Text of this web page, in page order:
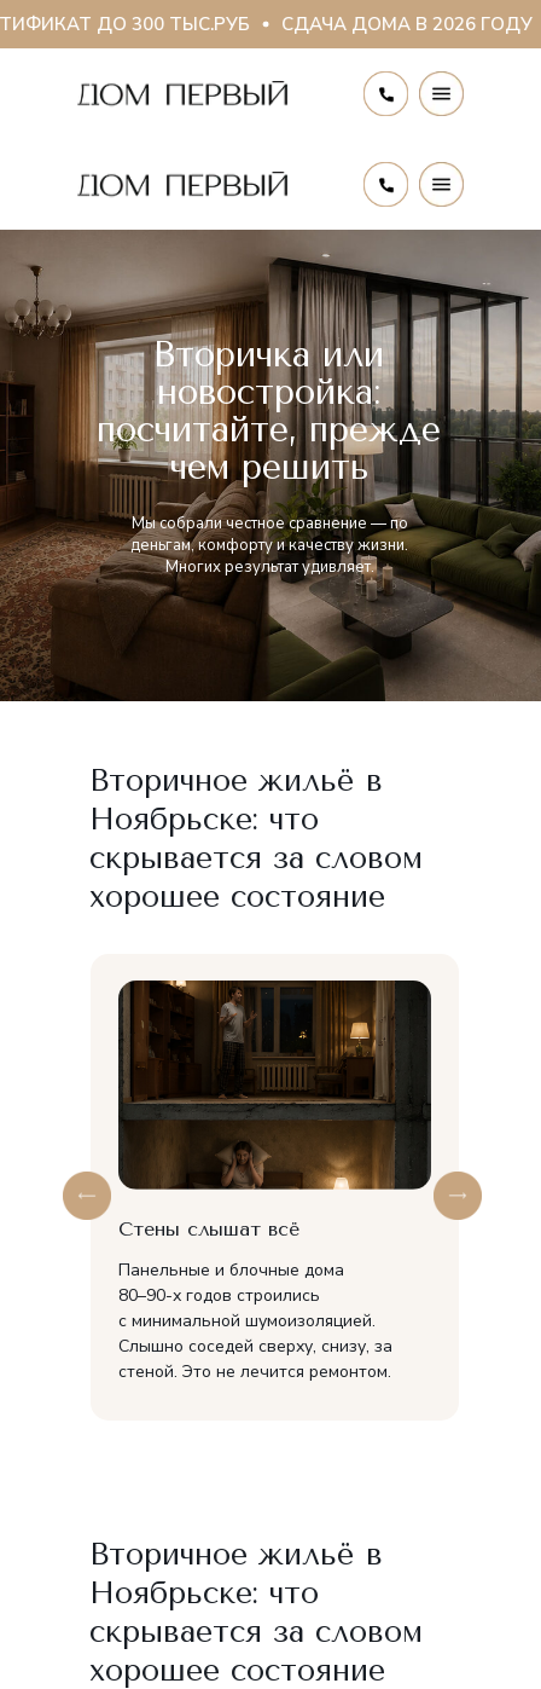
300 ТЫС.РУБ СДАЧА ДОМА В 2026 ГОДУ ДАРИМ
Вторичка или
новостройка:
посчитайте, прежде
чем решить
Мы собрали честное сравнение — по
деньгам, комфорту и качеству жизни.
Многих результат удивляет.
Вторичное жильё в
Ноябрьске: что
скрывается за словом
хорошее состояние
Стены слышат всё
Панельные и блочные дома
80–90-х годов строились
с минимальной шумоизоляцией.
Слышно соседей сверху, снизу, за
стеной. Это не лечится ремонтом.
Вторичное жильё в
Ноябрьске: что
скрывается за словом
хорошее состояние